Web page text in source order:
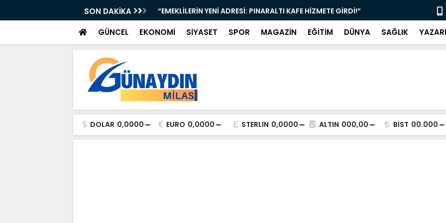
SON DAKİKA
TABLOSU: BAŞKAN ARAS ANLATACAK!” “EMEKLİLERİN YENİ ADRESİ: PINARALTI KAFE HİZMETE GİRDİ!”
ARADA!”
GÜNCEL EKONOMİ SİYASET SPOR MAGAZİN EĞİTİM DÜNYA SAĞLIK
DOLAR 0,0000 EURO 0,0000 STERLIN 0,0000 ALTIN 000,00 BİST 00.000